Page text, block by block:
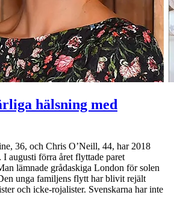
hälsning med
36, och Chris O’Neill, 44, har 2018
I augusti förra året flyttade paret
lämnade grådaskiga London för solen
unga familjens flytt har blivit rejält
och icke-rojalister. Svenskarna har inte